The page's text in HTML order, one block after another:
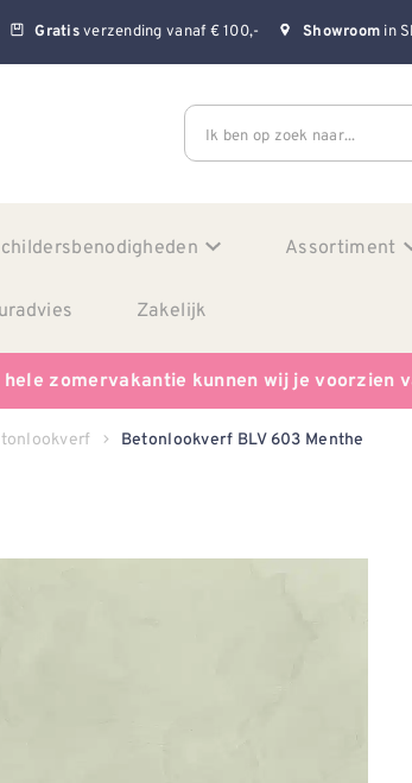
Gratisverzending vanaf € 100,- Showroom in
Ik ben op zoek naar...
Assortiment
Zakelijk
hele zomervakantie kunnen wij je voorzien
Betonlookverf BLV 603 Menthe